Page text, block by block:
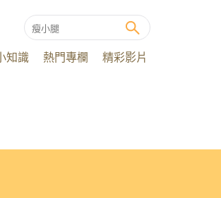
知識 熱門專欄 精彩影片